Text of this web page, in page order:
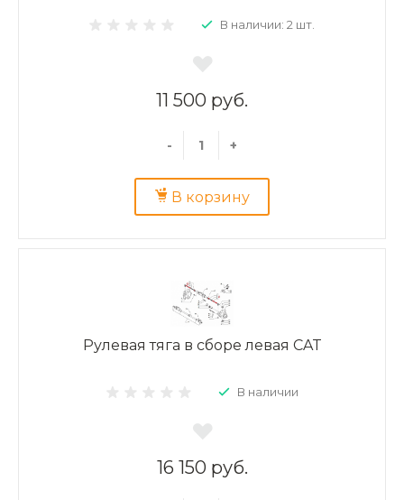
В наличии: 2 шт.
11 500 руб.
- +
В корзину
Рулевая тяга в сборе левая CAT
В наличии
16 150 руб.